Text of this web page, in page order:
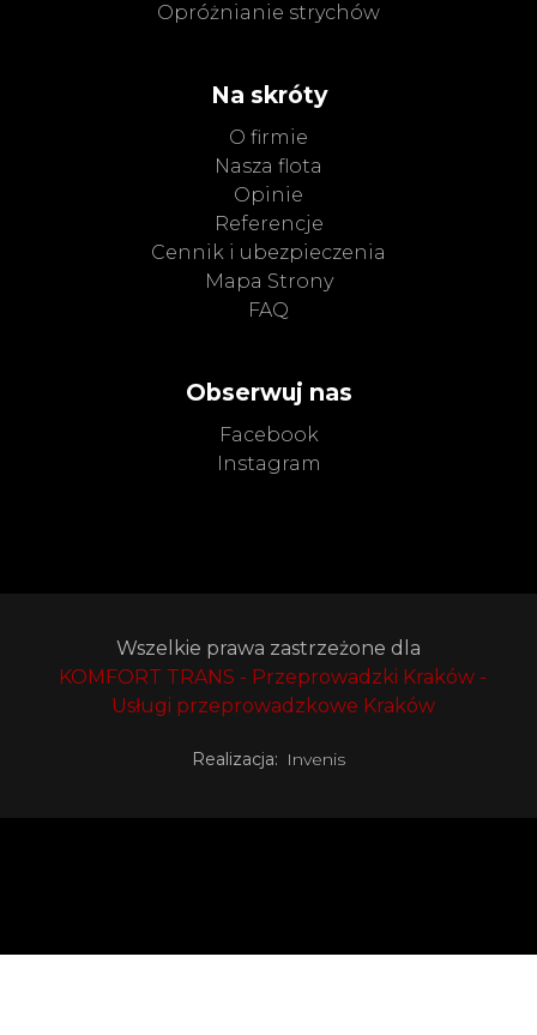
Opróżnianie strychów
Na skróty
O firmie
Nasza flota
Opinie
Referencje
Cennik i ubezpieczenia
Mapa Strony
FAQ
Obserwuj nas
Facebook
Instagram
Wszelkie prawa zastrzeżone dla
KOMFORT TRANS - Przeprowadzki Kraków -
Usługi przeprowadzkowe Kraków
Realizacja: Invenis